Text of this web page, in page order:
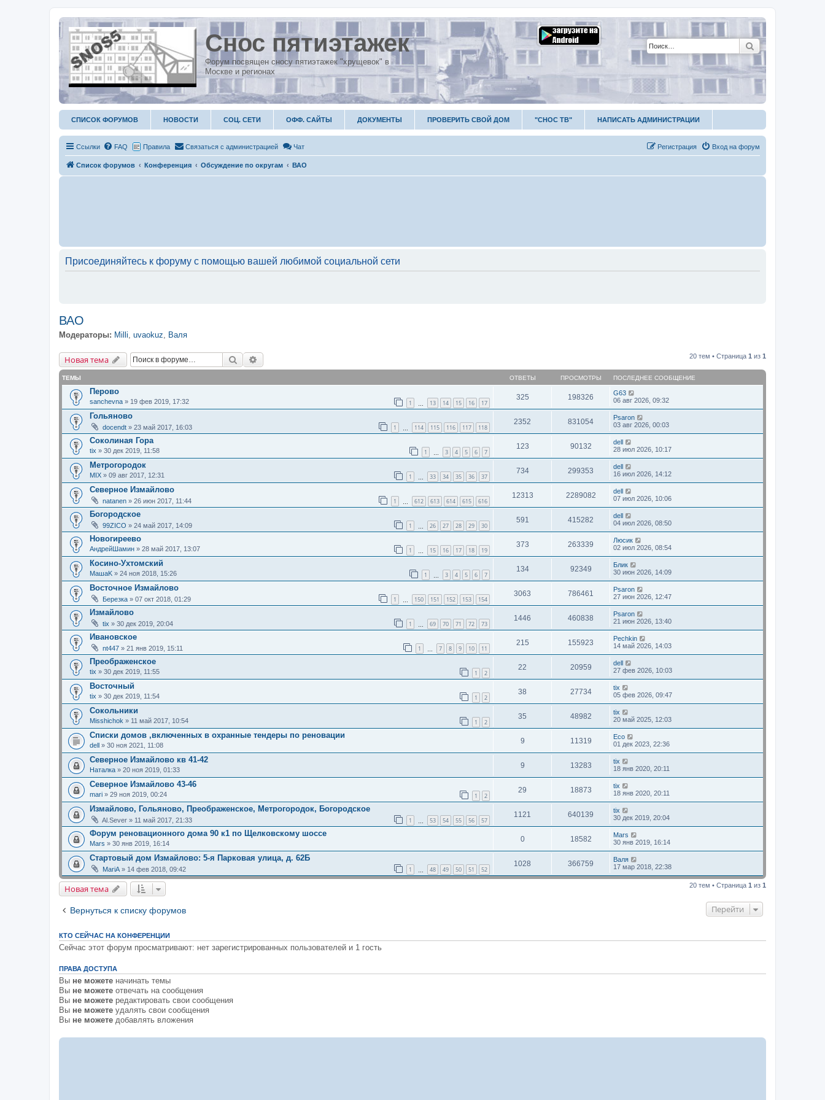
Снос пятиэтажек
Форум посвящен сносу пятиэтажек "хрущевок" в
Москве и регионах
Поиск
СПИСОК ФОРУМОВ НОВОСТИ СОЦ. СЕТИ ОФФ. САЙТЫ ДОКУМЕНТЫ ПРОВЕРИТЬ СВОЙ ДОМ "СНОС ТВ" НАПИСАТЬ АДМИНИСТРАЦИИ
Ссылки FAQ Правила Связаться с администрацией Чат Вход на форум
Регистрация
Список форумов Конференция Обсуждение по округам ВАО
Присоединяйтесь к форуму с помощью вашей любимой социальной сети
ВАО
Модераторы: Milli, uvaokuz, Валя
Новая тема
Новаятема Поиск 20 тем • Страница 1 из 1
ТЕМЫ ОТВЕТЫ ПРОСМОТРЫ ПОСЛЕДНЕЕ СООБЩЕНИЕ
Перово
sanchevna » 19 фев 2019, 17:32 1 13 14 15 16 17
325 198326
G63
06 авг 2026, 09:32
Гольяново
docendt » 23 май 2017, 16:03 1 114 115 116 117 118
2352 831054
Psaron
03 авг 2026, 00:03
Соколиная Гора
tix » 30 дек 2019, 11:58 1 3 4 5 6 7
123 90132
dell
28 июл 2026, 10:17
Метрогородок
MIX » 09 авг 2017, 12:31 1 33 34 35 36 37
734 299353
dell
16 июл 2026, 14:12
Северное Измайлово
natanen » 26 июн 2017, 11:44 1 612 613 614 615 616
12313 2289082
dell
07 июл 2026, 10:06
Богородское
99ZICO » 24 май 2017, 14:09 1 26 27 28 29 30
591 415282
dell
04 июл 2026, 08:50
Новогиреево
АндрейШамин » 28 май 2017, 13:07 1 15 16 17 18 19
373 263339
Люсик
02 июл 2026, 08:54
Косино-Ухтомский
МашаK » 24 ноя 2018, 15:26 1 3 4 5 6 7
134 92349
Блик
30 июн 2026, 14:09
Восточное Измайлово
Березка » 07 окт 2018, 01:29 1 150 151 152 153 154
3063 786461
Psaron
27 июн 2026, 12:47
Измайлово
tix » 30 дек 2019, 20:04 1 69 70 71 72 73
1446 460838
Psaron
21 июн 2026, 13:40
Ивановское
nt447 » 21 янв 2019, 15:11 1 7 8 9 10 11
215 155923
Pechkin
14 май 2026, 14:03
Преображенское
tix » 30 дек 2019, 11:55 1 2
22 20959
dell
27 фев 2026, 10:03
Восточный
tix » 30 дек 2019, 11:54 1 2
38 27734
tix
05 фев 2026, 09:47
Сокольники
Misshichok » 11 май 2017, 10:54 1 2
35 48982
tix
20 май 2025, 12:03
Списки домов ,включенных в охранные тендеры по реновации
dell » 30 ноя 2021, 11:08
9 11319
Eco
01 дек 2023, 22:36
Северное Измайлово кв 41-42
Наталка » 20 ноя 2019, 01:33
9 13283
tix
18 янв 2020, 20:11
Северное Измайлово 43-46
mari » 29 ноя 2019, 00:24 1 2
29 18873
tix
18 янв 2020, 20:11
Измайлово, Гольяново, Преображенское, Метрогородок, Богородское
Al.Sever » 11 май 2017, 21:33 1 53 54 55 56 57
1121 640139
tix
30 дек 2019, 20:04
Форум реновационного дома 90 к1 по Щелковскому шоссе
Mars » 30 янв 2019, 16:14
0 18582
Mars
30 янв 2019, 16:14
Стартовый дом Измайлово: 5-я Парковая улица, д. 62Б
MariA » 14 фев 2018, 09:42 1 48 49 50 51 52
1028 366759
Валя
17 мар 2018, 22:38
Новая тема
Новаятема 20 тем • Страница 1 из 1
Вернуться к списку форумов Перейти
КТО СЕЙЧАС НА КОНФЕРЕНЦИИ
Сейчас этот форум просматривают: нет зарегистрированных пользователей и 1 гость
ПРАВА ДОСТУПА
Вы не можете начинать темы
Вы не можете отвечать на сообщения
Вы не можете редактировать свои сообщения
Вы не можете удалять свои сообщения
Вы не можете добавлять вложения